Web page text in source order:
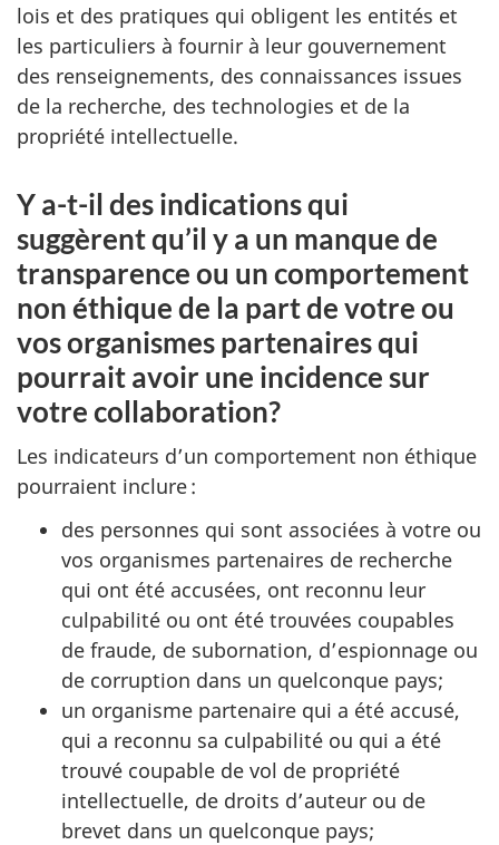
lois et des pratiques qui obligent les entités et
les particuliers à fournir à leur gouvernement
des renseignements, des connaissances issues
de la recherche, des technologies et de la
propriété intellectuelle.
Y a-t-il des indications qui
suggèrent qu’il y a un manque de
transparence ou un comportement
non éthique de la part de votre ou
vos organismes partenaires qui
pourrait avoir une incidence sur
votre collaboration?
Les indicateurs d’un comportement non éthique
pourraient inclure :
des personnes qui sont associées à votre ou
vos organismes partenaires de recherche
qui ont été accusées, ont reconnu leur
culpabilité ou ont été trouvées coupables
de fraude, de subornation, d’espionnage ou
de corruption dans un quelconque pays;
un organisme partenaire qui a été accusé,
qui a reconnu sa culpabilité ou qui a été
trouvé coupable de vol de propriété
intellectuelle, de droits d’auteur ou de
brevet dans un quelconque pays;